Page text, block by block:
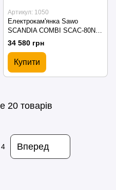
Артикул: 1050
Електрокам'янка Sawo
SCANDIA COMBI SCAC-80NS-
P
34 580 грн
Купити
20 товарів
Вперед